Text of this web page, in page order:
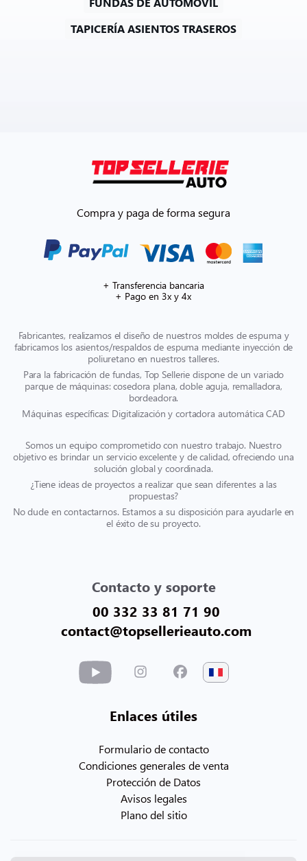
TAPICERÍA ASIENTOS TRASEROS
Compra y paga de forma segura
+ Transferencia bancaria
+ Pago en 3x y 4x
Fabricantes, realizamos el diseño de nuestros moldes de espuma y
fabricamos los asientos/respaldos de espuma mediante inyección de
poliuretano en nuestros talleres.
Para la fabricación de fundas, Top Sellerie dispone de un variado
parque de máquinas: cosedora plana, doble aguja, remalladora,
bordeadora.
Máquinas específicas: Digitalización y cortadora automática CAD
Somos un equipo comprometido con nuestro trabajo. Nuestro
objetivo es brindar un servicio excelente y de calidad, ofreciendo una
solución global y coordinada.
¿Tiene ideas de proyectos a realizar que sean diferentes a las
propuestas?
No dude en contactarnos. Estamos a su disposición para ayudarle en
el éxito de su proyecto.
Contacto y soporte
00 332 33 81 71 90
contact@topsellerieauto.com
Enlaces útiles
Formulario de contacto
Condiciones generales de venta
Protección de Datos
Avisos legales
Plano del sitio